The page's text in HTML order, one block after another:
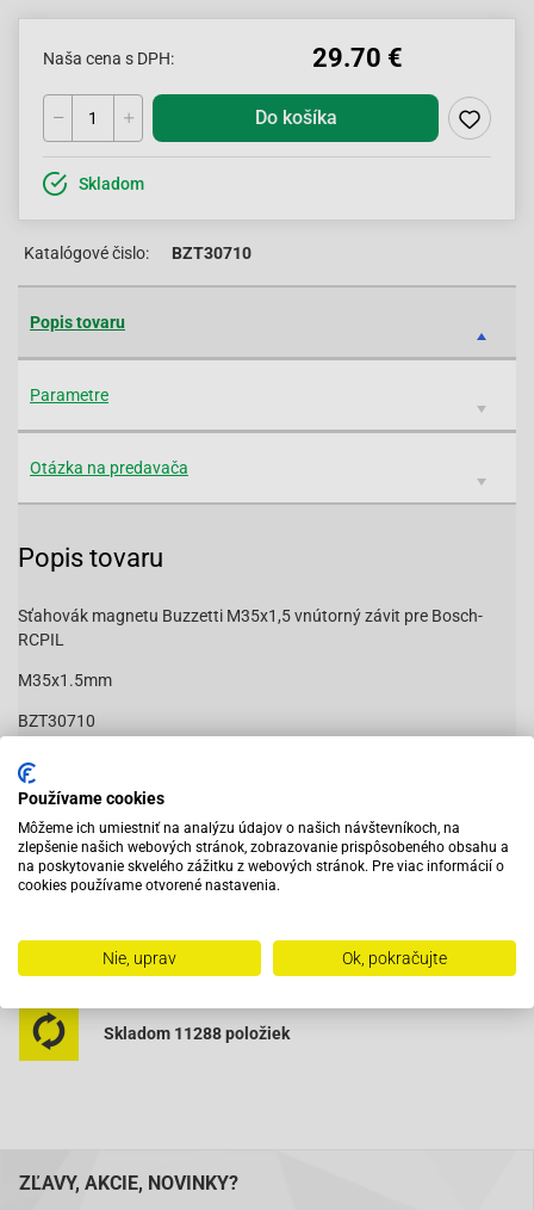
Naša cena s DPH: 29.70 €
Do košíka
Skladom
Katalógové čislo: BZT30710
Popis tovaru
Parametre
Otázka na predavača
Popis tovaru
Sťahovák magnetu Buzzetti M35x1,5 vnútorný závit pre Bosch-
RCPIL
M35x1.5mm
BZT30710
Vybavený servis s odborným vyškoleným personálom
Pri objednaní do 12:00 tovar zajtra u vás
Na trhu od roku 2007
Skladom 11288 položiek
ZĽAVY, AKCIE, NOVINKY?
Používame cookies
Môžeme ich umiestniť na analýzu údajov o našich návštevníkoch, na
zlepšenie našich webových stránok, zobrazovanie prispôsobeného obsahu a
na poskytovanie skvelého zážitku z webových stránok. Pre viac informácií o
cookies používame otvorené nastavenia.
Nie, uprav Ok, pokračujte